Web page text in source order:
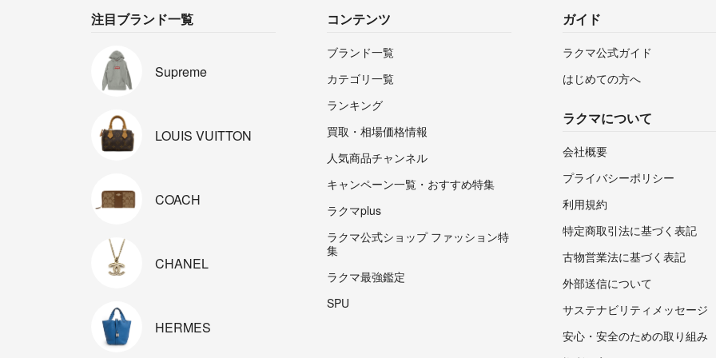
注目ブランド一覧
Supreme
LOUIS VUITTON
COACH
CHANEL
HERMES
コンテンツ
ブランド一覧
カテゴリ一覧
ランキング
買取・相場価格情報
人気商品チャンネル
キャンペーン一覧・おすすめ特集
ラクマplus
ラクマ公式ショップ ファッション特
集
ラクマ最強鑑定
SPU
ガイド
ラクマ公式ガイド
はじめての方へ
ラクマについて
会社概要
プライバシーポリシー
利用規約
特定商取引法に基づく表記
古物営業法に基づく表記
外部送信について
サステナビリティメッセージ
安心・安全のための取り組み